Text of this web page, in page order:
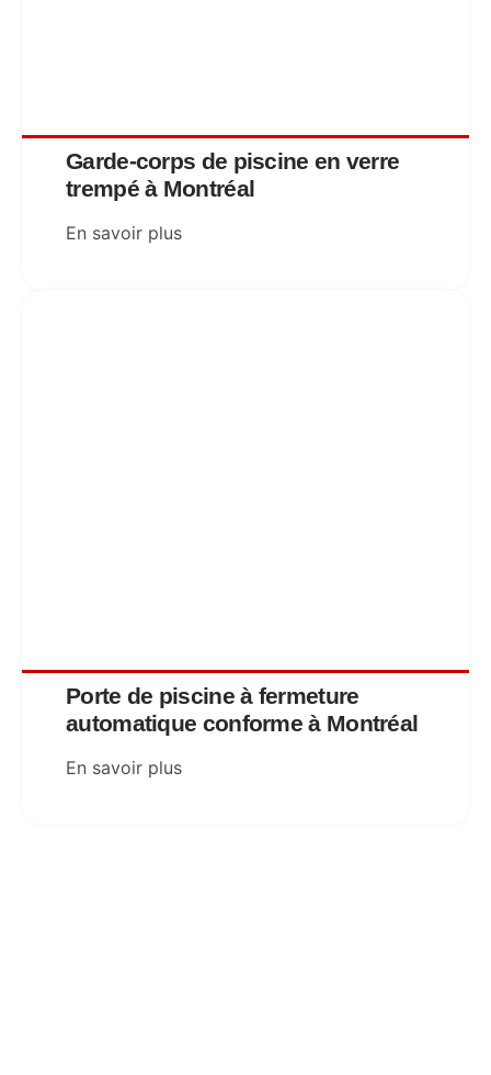
Garde-corps de piscine en verre
trempé à Montréal
En savoir plus
Porte de piscine à fermeture
automatique conforme à Montréal
En savoir plus